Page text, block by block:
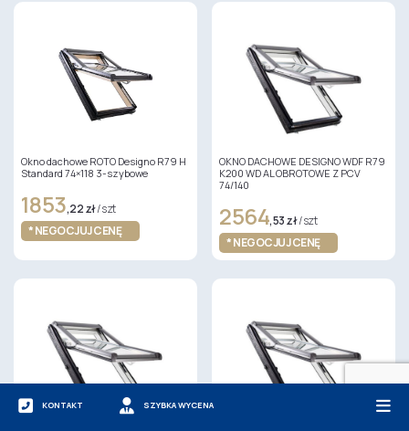
KONTAKT SZYBKA WYCENA
Okno dachowe ROTO Designo R79 H
Standard 74×118 3-szybowe
1853,22 zł/ szt
* NEGOCJUJ CENĘ
OKNO DACHOWE DESIGNO WDF R79
K200 WD AL OBROTOWE Z PCV
74/140
2564,53 zł/ szt
* NEGOCJUJ CENĘ